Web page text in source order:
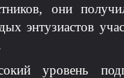
они
энтузиастов
уровень